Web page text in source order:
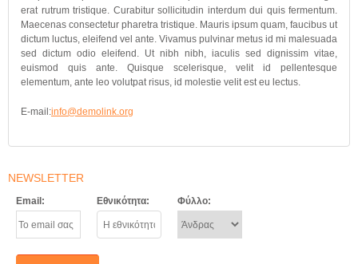
erat rutrum tristique. Curabitur sollicitudin interdum dui quis fermentum.
Maecenas consectetur pharetra tristique. Mauris ipsum quam, faucibus ut
dictum luctus, eleifend vel ante. Vivamus pulvinar metus id mi malesuada
sed dictum odio eleifend. Ut nibh nibh, iaculis sed dignissim vitae,
euismod quis ante. Quisque scelerisque, velit id pellentesque
elementum, ante leo volutpat risus, id molestie velit est eu lectus.
E-mail:info@demolink.org
NEWSLETTER
Email: Εθνικότητα: Φύλλο: